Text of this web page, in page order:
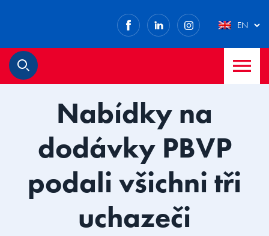
Facebook
LinkedInInstagram
EN
Nabídky na
dodávky PBVP
podali všichni tři
uchazeči